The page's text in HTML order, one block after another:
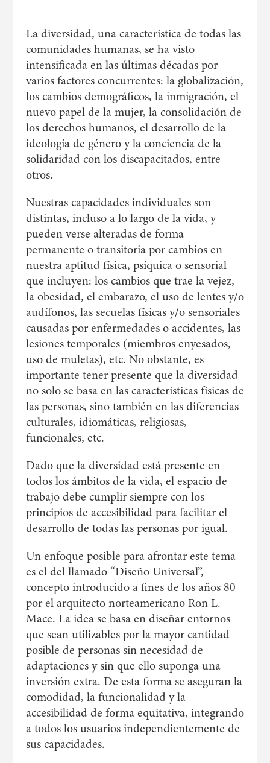
La diversidad, una característica de todas las
comunidades humanas, se ha visto
intensificada en las últimas décadas por
varios factores concurrentes: la globalización,
los cambios demográficos, la inmigración, el
nuevo papel de la mujer, la consolidación de
los derechos humanos, el desarrollo de la
ideología de género y la conciencia de la
solidaridad con los discapacitados, entre
otros.
Nuestras capacidades individuales son
distintas, incluso a lo largo de la vida, y
pueden verse alteradas de forma
permanente o transitoria por cambios en
nuestra aptitud física, psíquica o sensorial
que incluyen: los cambios que trae la vejez,
la obesidad, el embarazo, el uso de lentes y/o
audífonos, las secuelas físicas y/o sensoriales
causadas por enfermedades o accidentes, las
lesiones temporales (miembros enyesados,
uso de muletas), etc. No obstante, es
importante tener presente que la diversidad
no solo se basa en las características físicas de
las personas, sino también en las diferencias
culturales, idiomáticas, religiosas,
funcionales, etc.
Dado que la diversidad está presente en
todos los ámbitos de la vida, el espacio de
trabajo debe cumplir siempre con los
principios de accesibilidad para facilitar el
desarrollo de todas las personas por igual.
Un enfoque posible para afrontar este tema
es el del llamado “Diseño Universal”,
concepto introducido a fines de los años 80
por el arquitecto norteamericano Ron L.
Mace. La idea se basa en diseñar entornos
que sean utilizables por la mayor cantidad
posible de personas sin necesidad de
adaptaciones y sin que ello suponga una
inversión extra. De esta forma se aseguran la
comodidad, la funcionalidad y la
accesibilidad de forma equitativa, integrando
a todos los usuarios independientemente de
sus capacidades.